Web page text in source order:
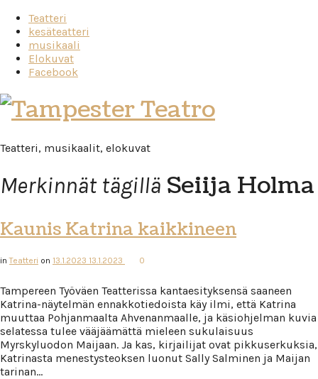
Teatteri
kesäteatteri
musikaali
Elokuvat
Facebook
Tampester
Teatro
Teatteri, musikaalit, elokuvat
Merkinnät tägillä Seiija Holma
Kaunis Katrina kaikkineen
inTeatteri on 13.1.2023 13.1.2023 0
Tampereen Työväen Teatterissa kantaesityksensä saaneen
Katrina-näytelmän ennakkotiedoista käy ilmi, että Katrina
muuttaa Pohjanmaalta Ahvenanmaalle, ja käsiohjelman kuvia
selatessa tulee vääjäämättä mieleen sukulaisuus
Myrskyluodon Maijaan. Ja kas, kirjailijat ovat pikkuserkuksia,
Katrinasta menestysteoksen luonut Sally Salminen ja Maijan
tarinan…